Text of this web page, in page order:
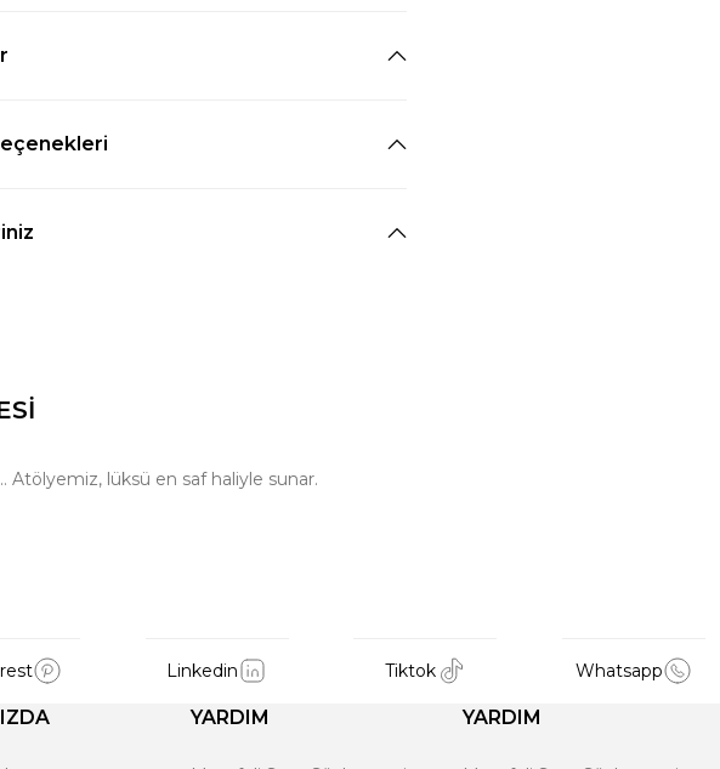
Atölyemiz, lüksü en saf haliyle sunar.
Linkedin Tiktok Whatsapp
YARDIM YARDIM